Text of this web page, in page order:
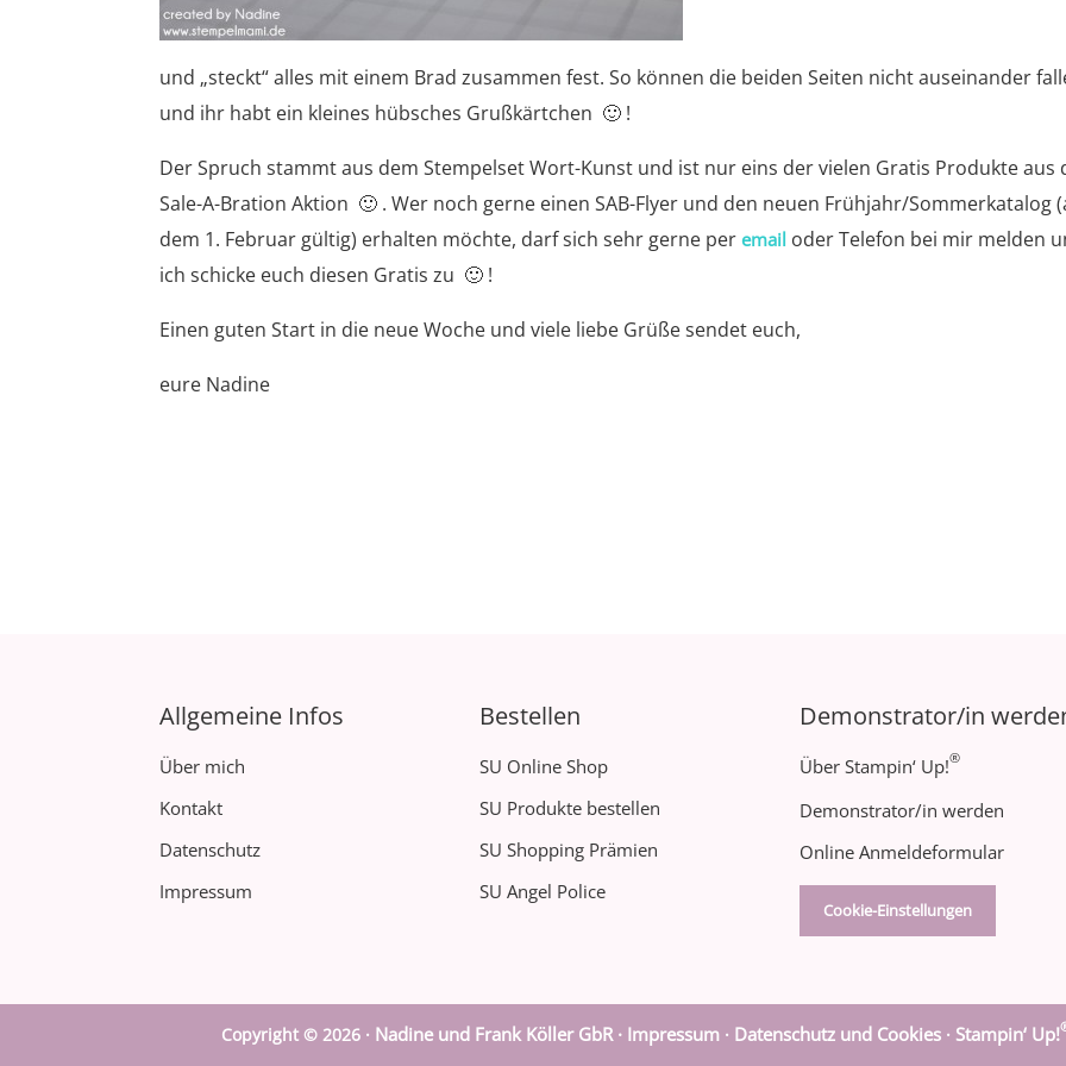
und „steckt“ alles mit einem Brad zusammen fest. So können die beiden Seiten nicht auseinander
und ihr habt ein kleines hübsches Grußkärtchen 🙂 !
Der Spruch stammt aus dem Stempelset Wort-Kunst und ist nur eins der vielen Gratis Produkte aus
Sale-A-Bration Aktion 🙂 . Wer noch gerne einen SAB-Flyer und den neuen Frühjahr/Sommerkatalog
dem 1. Februar gültig) erhalten möchte, darf sich sehr gerne per email oder Telefon bei mir melden
ich schicke euch diesen Gratis zu 🙂 !
Einen guten Start in die neue Woche und viele liebe Grüße sendet euch,
eure Nadine
Allgemeine Infos
Über mich
Kontakt
Datenschutz
Impressum
Bestellen
SU Online Shop
SU Produkte bestellen
SU Shopping Prämien
SU Angel Police
Demonstrator/in
Über Stampin‘ Up!®
Demonstrator/in werden
Online Anmeldeformular
Cookie-Einstellungen
Copyright © 2026 · Nadine und Frank Köller GbR · Impressum· Datenschutz und Cookies· Stampin‘ Up!